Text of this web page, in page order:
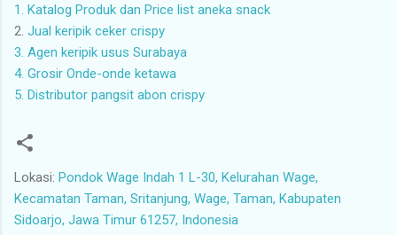
1. Katalog Produk dan Price list aneka snack
2. Jual keripik ceker crispy
3. Agen keripik usus Surabaya
4. Grosir Onde-onde ketawa
5. Distributor pangsit abon crispy
Lokasi: Pondok Wage Indah 1 L-30, Kelurahan Wage,
Kecamatan Taman, Sritanjung, Wage, Taman, Kabupaten
Sidoarjo, Jawa Timur 61257, Indonesia